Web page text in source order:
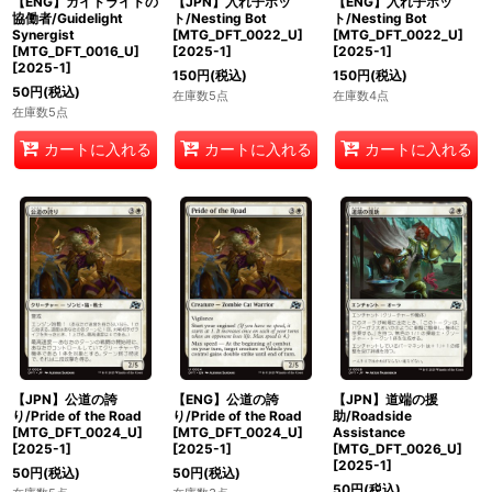
協働者/Guidelight
Synergist
[MTG_DFT_0016_U]
[2025-1]
50円(税込)
在庫数5点
カートに入れる
ト/Nesting Bot
[MTG_DFT_0022_U]
[2025-1]
150円(税込)
在庫数5点
カートに入れる
ト/Nesting Bot
[MTG_DFT_0022_U]
[2025-1]
150円(税込)
在庫数4点
カートに入れる
【JPN】公道の誇
り/Pride of the Road
[MTG_DFT_0024_U]
[2025-1]
50円(税込)
【ENG】公道の誇
り/Pride of the Road
[MTG_DFT_0024_U]
[2025-1]
50円(税込)
【JPN】道端の援
助/Roadside
Assistance
[MTG_DFT_0026_U]
[2025-1]